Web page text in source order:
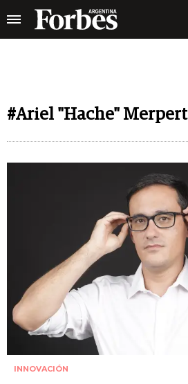
#Ariel "Hache" Merpert
INNOVACIÓN